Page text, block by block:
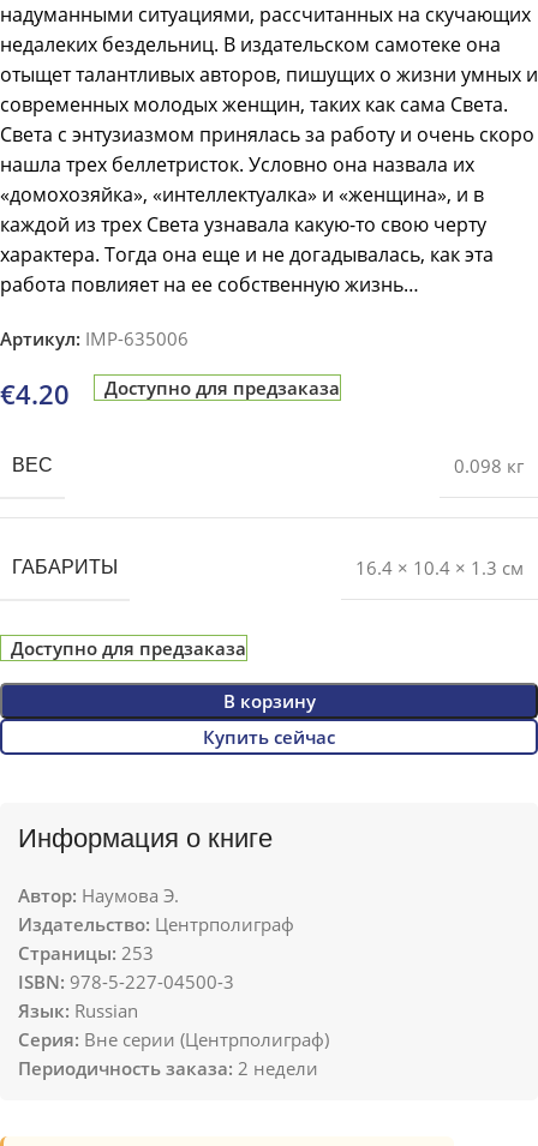
надуманными ситуациями, рассчитанных на скучающих
недалеких бездельниц. В издательском самотеке она
отыщет талантливых авторов, пишущих о жизни умных и
современных молодых женщин, таких как сама Света.
Света с энтузиазмом принялась за работу и очень скоро
нашла трех беллетристок. Условно она назвала их
«домохозяйка», «интеллектуалка» и «женщина», и в
каждой из трех Света узнавала какую-то свою черту
характера. Тогда она еще и не догадывалась, как эта
работа повлияет на ее собственную жизнь…
Артикул: IMP-635006
€4.20 Доступно для предзаказа
ВЕС 0.098 кг
ГАБАРИТЫ 16.4 × 10.4 × 1.3 см
Доступно для предзаказа
В корзину
Купить сейчас
Информация о книге
Автор: Наумова Э.
Издательство: Центрполиграф
Страницы: 253
ISBN: 978-5-227-04500-3
Язык: Russian
Серия: Вне серии (Центрполиграф)
Периодичность заказа: 2 недели